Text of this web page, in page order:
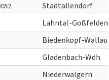
Stadtallendorf
Lahntal-Goßfelden
Biedenkopf-Wallau
Gladenbach-Wdh.
Niederwalgern